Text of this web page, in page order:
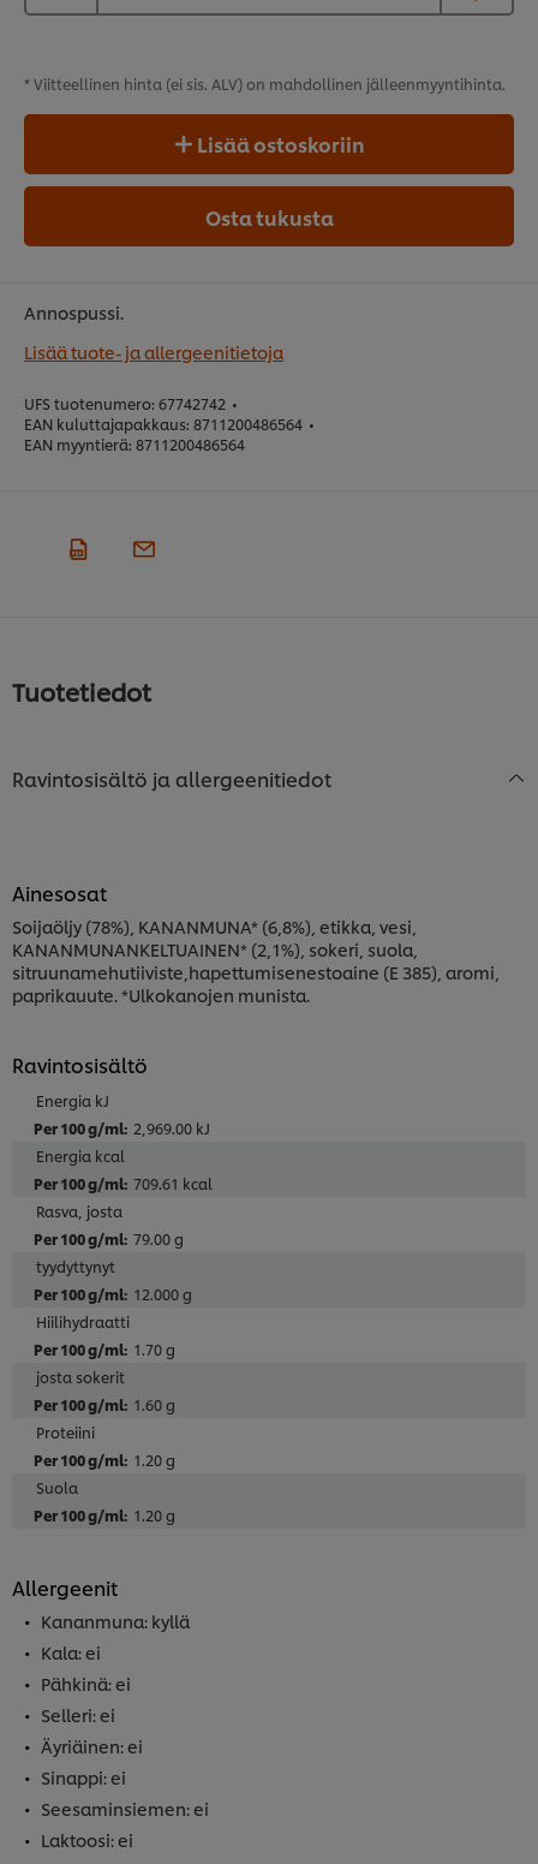
* Viitteellinen hinta (ei sis. ALV) on mahdollinen jälleenmyyntihinta.
Lisää ostoskoriin
Osta tukusta
Annospussi.
Lisää tuote- ja allergeenitietoja
UFS tuotenumero: 67742742 •
EAN kuluttajapakkaus: 8711200486564 •
EAN myyntierä: 8711200486564
Tuotetiedot
Ravintosisältö ja allergeenitiedot
Ainesosat
Soijaöljy (78%), KANANMUNA* (6,8%), etikka, vesi,
KANANMUNANKELTUAINEN* (2,1%), sokeri, suola,
sitruunamehutiiviste,hapettumisenestoaine (E 385), aromi,
paprikauute. *Ulkokanojen munista.
Ravintosisältö
Energia kJ
2,969.00 kJ
Energia kcal
709.61 kcal
Rasva, josta
79.00 g
tyydyttynyt
12.000 g
Hiilihydraatti
1.70 g
josta sokerit
1.60 g
Proteiini
1.20 g
Suola
1.20 g
Allergeenit
Kananmuna: kyllä
Kala: ei
Pähkinä: ei
Selleri: ei
Äyriäinen: ei
Sinappi: ei
Seesaminsiemen: ei
Laktoosi: ei